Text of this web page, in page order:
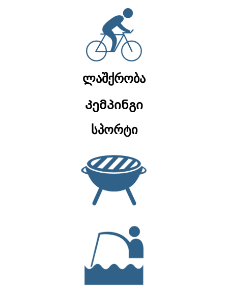
ლაშქრობა
Კემპინგი
სპორტი